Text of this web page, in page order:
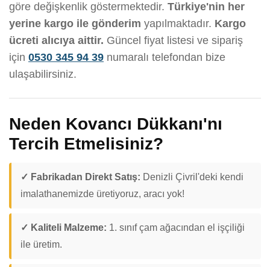
göre değişkenlik göstermektedir. Türkiye'nin her
yerine kargo ile gönderim yapılmaktadır. Kargo
ücreti alıcıya aittir. Güncel fiyat listesi ve sipariş
için 0530 345 94 39 numaralı telefondan bize
ulaşabilirsiniz.
Neden Kovancı Dükkanı'nı
Tercih Etmelisiniz?
✓ Fabrikadan Direkt Satış: Denizli Çivril'deki kendi
imalathanemizde üretiyoruz, aracı yok!
✓ Kaliteli Malzeme: 1. sınıf çam ağacından el işçiliği
ile üretim.